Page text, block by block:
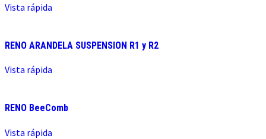
Vista rápida
RENO ARANDELA SUSPENSION R1 y R2
Vista rápida
RENO BeeComb
Vista rápida